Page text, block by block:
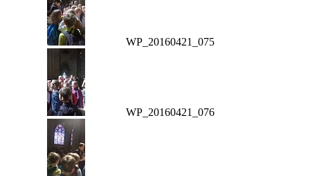
WP_20160421_075
WP_20160421_076